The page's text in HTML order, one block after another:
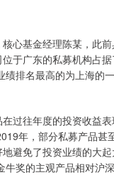
心基金经理陈某，此
于广东的私募机构占
排名最高的为上海的
过往年度的投资收益
年，部分私募产品
避免了投资业绩的大
奖的主观产品相对沪